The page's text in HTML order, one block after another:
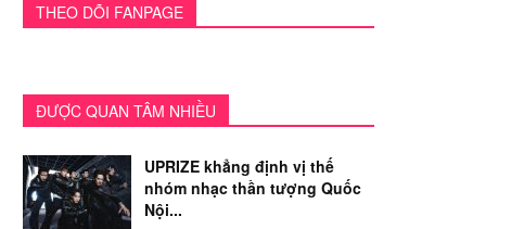
THEO DÕI FANPAGE
ĐƯỢC QUAN TÂM NHIỀU
UPRIZE khẳng định vị thế
nhóm nhạc thần tượng Quốc
Nội...